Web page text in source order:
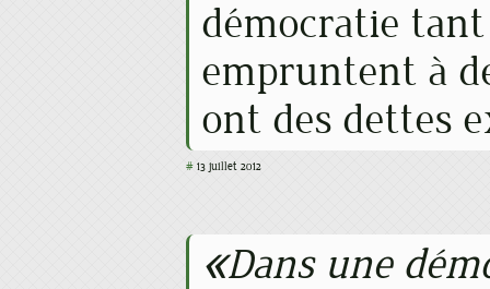
démocratie
empruntent à
ont des dettes
# 13 juillet 2012
Dans une